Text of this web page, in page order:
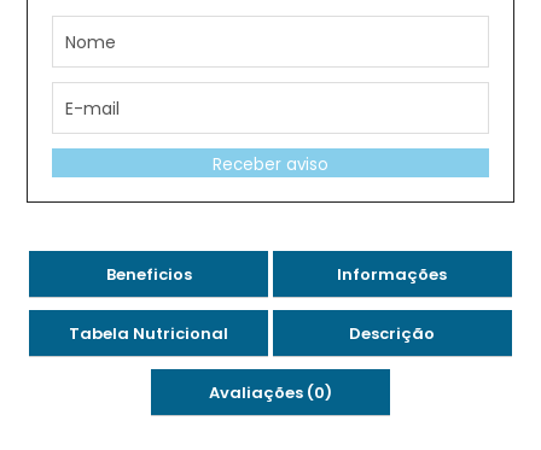
Receber aviso
Beneficios Informações
Tabela Nutricional Descrição
Avaliações (0)